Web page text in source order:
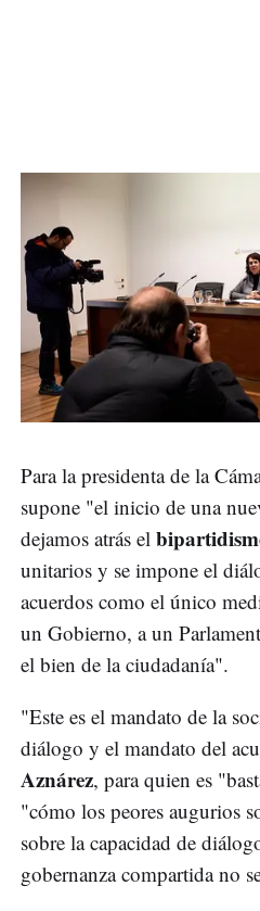
Para la presidenta de la
supone "el inicio de una
dejamos atrás el
unitarios y se impone el
acuerdos como el único
un Gobierno, a un
el bien de la ciudadanía".
"Este es el mandato de la
diálogo y el mandato del
Aznárez, para quien es
"cómo los peores augurios
sobre la capacidad de
gobernanza compartida no